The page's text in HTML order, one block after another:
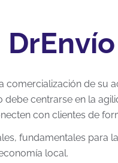
de su
centrarse en la
con clientes de
fundamentales para
local.